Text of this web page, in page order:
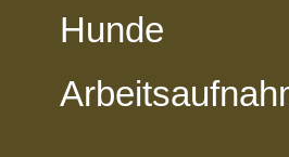
Hunde